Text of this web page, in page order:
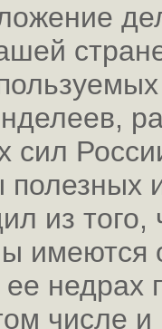
сил
из
имеются
недрах
числе